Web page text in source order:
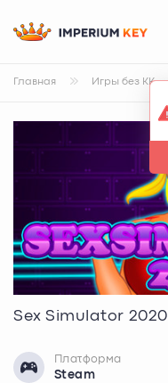
Главная Игры без КК
Sex Simulator 2020
Платформа
Steam